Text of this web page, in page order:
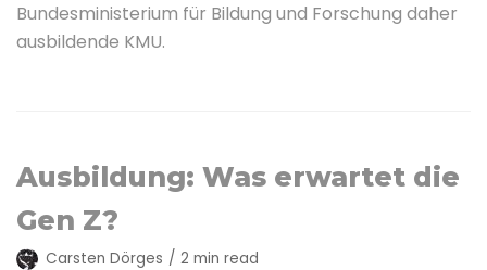
Bundesministerium für Bildung und Forschung daher
ausbildende KMU.
Ausbildung: Was erwartet die
Gen Z?
Carsten Dörges 2 min read